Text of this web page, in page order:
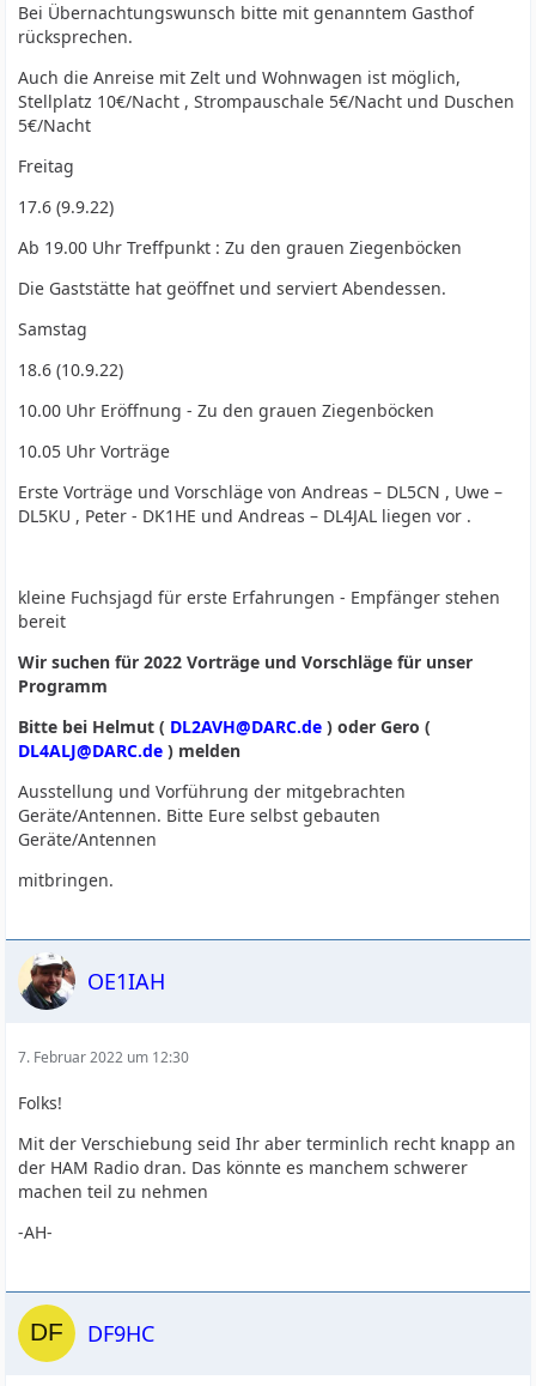
Bei Übernachtungswunsch bitte mit genanntem Gasthof
rücksprechen.
Auch die Anreise mit Zelt und Wohnwagen ist möglich,
Stellplatz 10€/Nacht , Strompauschale 5€/Nacht und Duschen
5€/Nacht
Freitag
17.6 (9.9.22)
Ab 19.00 Uhr Treffpunkt : Zu den grauen Ziegenböcken
Die Gaststätte hat geöffnet und serviert Abendessen.
Samstag
18.6 (10.9.22)
10.00 Uhr Eröffnung - Zu den grauen Ziegenböcken
10.05 Uhr Vorträge
Erste Vorträge und Vorschläge von Andreas – DL5CN , Uwe –
DL5KU , Peter - DK1HE und Andreas – DL4JAL liegen vor .
kleine Fuchsjagd für erste Erfahrungen - Empfänger stehen
bereit
Wir suchen für 2022 Vorträge und Vorschläge für unser
Programm
Bitte bei Helmut ( DL2AVH@DARC.de ) oder Gero (
DL4ALJ@DARC.de ) melden
Ausstellung und Vorführung der mitgebrachten
Geräte/Antennen. Bitte Eure selbst gebauten
Geräte/Antennen
mitbringen.
OE1IAH
7. Februar 2022 um 12:30
Folks!
Mit der Verschiebung seid Ihr aber terminlich recht knapp an
der HAM Radio dran. Das könnte es manchem schwerer
machen teil zu nehmen
-AH-
DF9HC